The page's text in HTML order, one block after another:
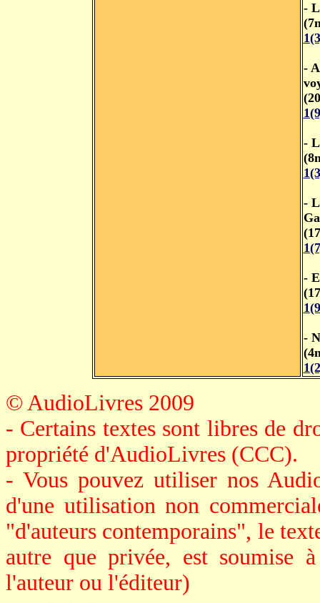
-
-
-
-
-
-
© AudioLivres 2009
- Certains textes sont libres de
propriété d'AudioLivres (CCC).
- Vous pouvez utiliser nos
d'une utilisation non
"d'auteurs contemporains", le
autre que privée, est soumise
l'auteur ou l'éditeur)